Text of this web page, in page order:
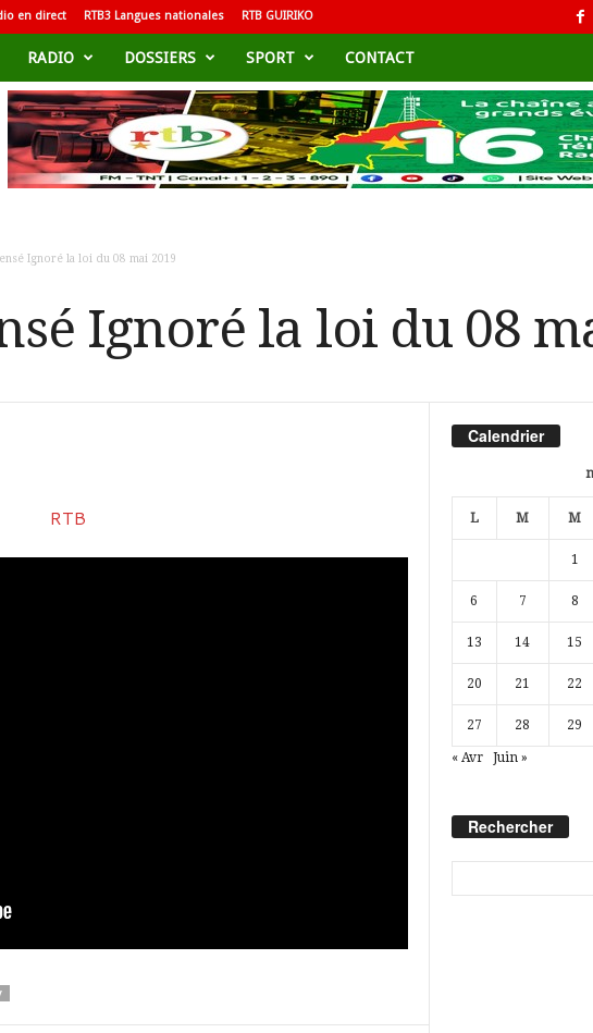
en direct RTB3 Langues nationales RTB GUIRIKO
RADIO DOSSIERS SPORT CONTACT
Ignoré la loi du 08 mai 2019
Ignoré la loi du 08
Calendrier
L M M
1
6 7 8
13 14 15
20 21 22
27 28 29
« Avr Juin »
Rechercher